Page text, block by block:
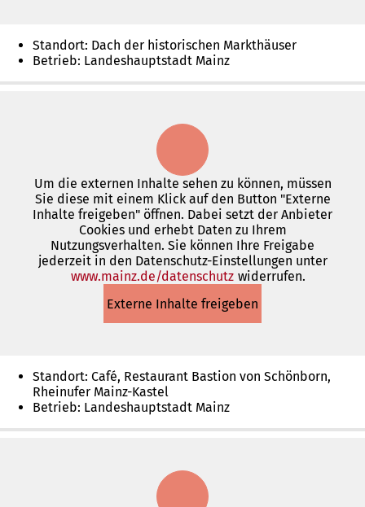
Standort: Dach der historischen Markthäuser
Betrieb: Landeshauptstadt Mainz
Um die externen Inhalte sehen zu können, müssen
Sie diese mit einem Klick auf den Button "Externe
Inhalte freigeben" öffnen. Dabei setzt der Anbieter
Cookies und erhebt Daten zu Ihrem
Nutzungsverhalten. Sie können Ihre Freigabe
jederzeit in den Datenschutz-Einstellungen unter
www.mainz.de/datenschutz(Öffnet
einem
neuen
widerrufen.
Externe Inhalte freigeben
Standort: Café, Restaurant Bastion von Schönborn,
Rheinufer Mainz-Kastel
Betrieb: Landeshauptstadt Mainz